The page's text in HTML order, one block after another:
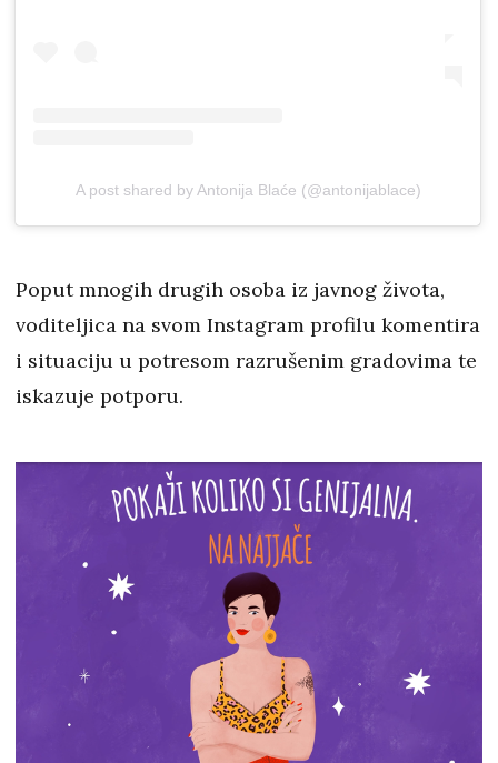
A post shared by Antonija Blaće (@antonijablace)
Poput mnogih drugih osoba iz javnog života,
voditeljica na svom Instagram profilu komentira
i situaciju u potresom razrušenim gradovima te
iskazuje potporu.